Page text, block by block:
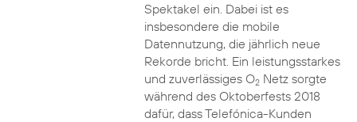
Spektakel ein. Dabei ist es
insbesondere die mobile
Datennutzung, die jährlich neue
Rekorde bricht. Ein leistungsstarkes
und zuverlässiges O2Netz sorgte
während des Oktoberfests 2018
dafür, dass Telefónica-Kunden